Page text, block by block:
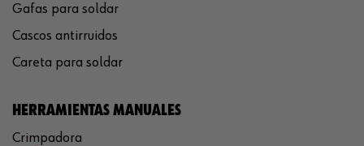
Gafas para soldar
Cascos antirruidos
Careta para soldar
HERRAMIENTAS MANUALES
Crimpadora